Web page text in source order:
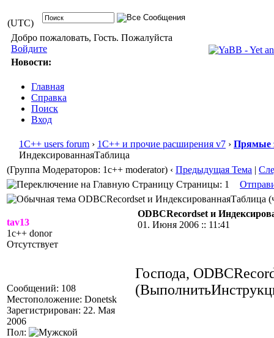
(UTC)
Добро пожаловать, Гость. Пожалуйста
Войдите
Новости:
Главная
Справка
Поиск
Вход
1С++ users forum › 1С++ и прочие расширения v7 › Прямые
ИндексированнаяТаблица
(Группа Модераторов: 1c++ moderator) ‹ Предыдущая Тема |
Страницы: 1
ODBCRecordset и ИндексированнаяТаблица
tav13
1c++ donor
Отсутствует
Сообщений: 108
Местоположение: Donetsk
Зарегистрирован: 22. Мая
2006
Пол:
ODBCRecordset и
01. Июня 2006 :: 11:41
Господа,